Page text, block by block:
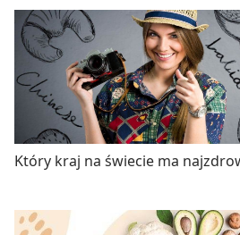
Który kraj na świecie ma